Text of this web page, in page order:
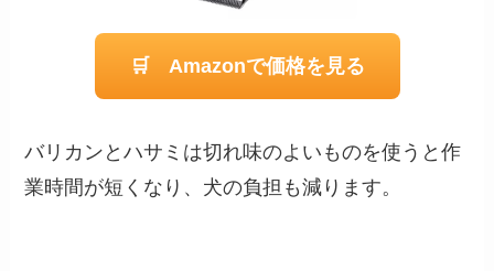
🛒 Amazonで価格を見る
バリカンとハサミは切れ味のよいものを使うと作
業時間が短くなり、犬の負担も減ります。